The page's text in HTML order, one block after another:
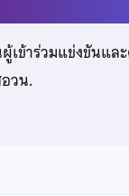
เข้าร่วมแข่งขันแล
วน.